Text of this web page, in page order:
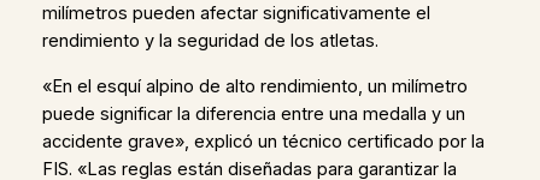
milímetros pueden afectar significativamente el
rendimiento y la seguridad de los atletas.
«En el esquí alpino de alto rendimiento, un milímetro
puede significar la diferencia entre una medalla y un
accidente grave», explicó un técnico certificado por la
FIS. «Las reglas están diseñadas para garantizar la